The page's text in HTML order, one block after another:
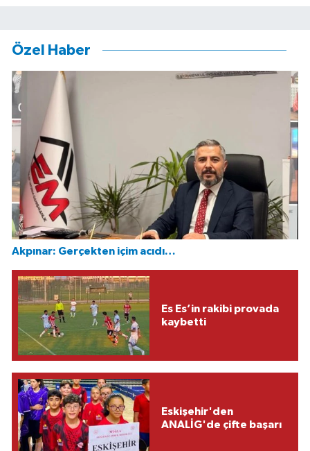
Özel Haber
Akpınar: Gerçekten içim acıdı…
Es Es’in rakibi provada
kaybetti
Eskişehir'den
ANALİG'de çifte başarı